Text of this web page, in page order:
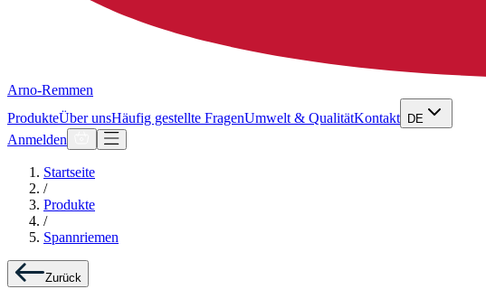
Arno-Remmen
ProdukteÜber unsHäufig gestellte FragenUmwelt & QualitätKontakt DE
Anmelden
Startseite
/
Produkte
/
Spannriemen
Zurück